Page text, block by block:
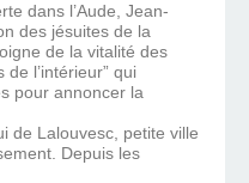
dans l’Aude, Jean-
des jésuites de la
de la vitalité des
l’intérieur” qui
pour annoncer la
de Lalouvesc, petite ville
Depuis les